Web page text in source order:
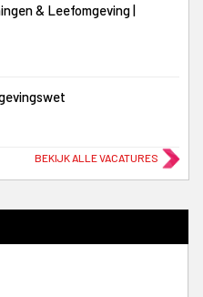
& Leefomgeving |
BEKIJK ALLE VACATURES